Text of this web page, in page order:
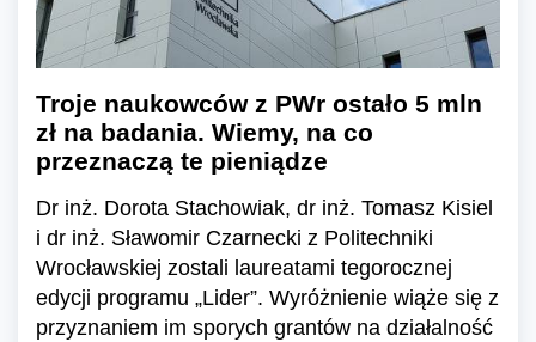
Troje naukowców z PWr ostało 5 mln
zł na badania. Wiemy, na co
przeznaczą te pieniądze
Dr inż. Dorota Stachowiak, dr inż. Tomasz Kisiel
i dr inż. Sławomir Czarnecki z Politechniki
Wrocławskiej zostali laureatami tegorocznej
edycji programu „Lider”. Wyróżnienie wiąże się z
przyznaniem im sporych grantów na działalność